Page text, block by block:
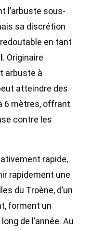
l’arbuste sous-
sa discrétion
en tant
. Originaire
arbuste à
atteindre des
6 mètres, offrant
contre les
rapide,
rapidement une
du Troène, d’un
forment un
de l’année. Au